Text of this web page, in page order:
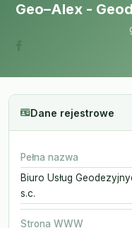
Geo–Alex -
Dane rejestrowe
Pełna nazwa
Biuro Usług
s.c.
Strona WWW